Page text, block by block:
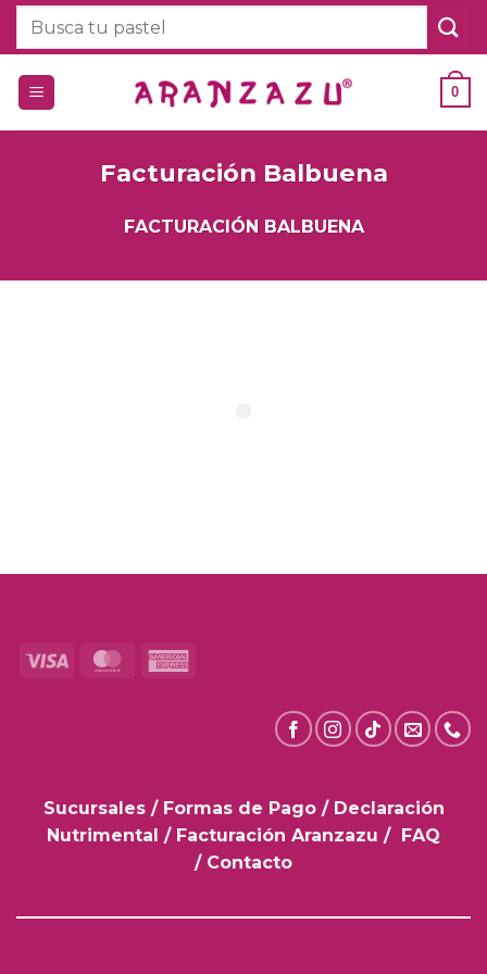
Saltar
Buscar
0
Facturación Balbuena
FACTURACIÓN BALBUENA
Visa MasterCard
Sucursales / Formas de Pago/ Declaración
Nutrimental / Facturación Aranzazu / FAQ
/ Contacto